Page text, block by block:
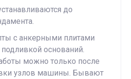
до
с анкерными плитами
оснований.
можно только после
узлов машины. Бывают